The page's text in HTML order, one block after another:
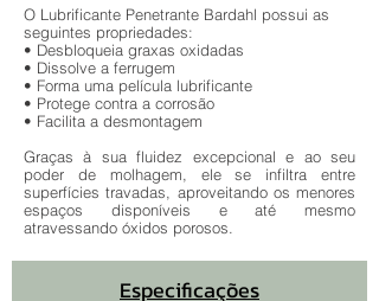
O Lubrificante Penetrante Bardahl possui as
seguintes propriedades:
• Desbloqueia graxas oxidadas
• Dissolve a ferrugem
• Forma uma película lubrificante
• Protege contra a corrosão
• Facilita a desmontagem
Graças à sua fluidez excepcional e ao seu
poder de molhagem, ele se infiltra entre
superfícies travadas, aproveitando os menores
espaços disponíveis e até mesmo
atravessando óxidos porosos.
Especificações